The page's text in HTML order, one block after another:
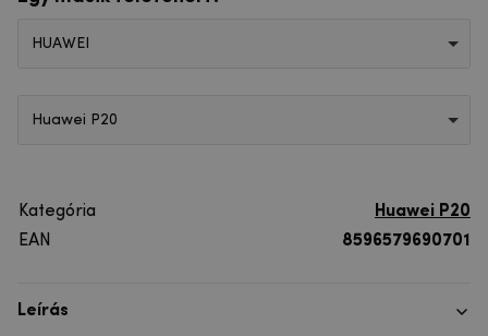
HUAWEI
Huawei P20
Kategória
Huawei P20
EAN
8596579690701
Leírás